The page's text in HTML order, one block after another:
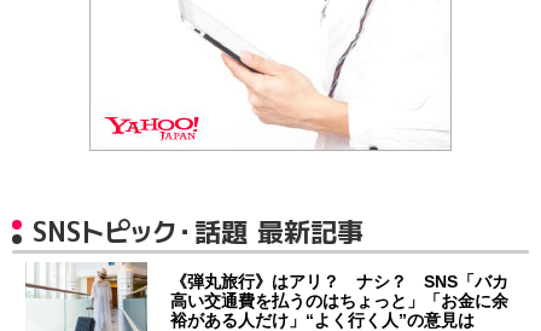
SNSトピック・話題 最新記事
《弾丸旅行》はアリ？ ナシ？ SNS「バカ
高い交通費を払うのはちょっと」「お金に余
裕がある人だけ」“よく行く人”の意見は